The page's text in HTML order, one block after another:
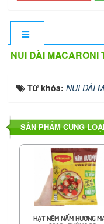
NUI DÀI MACARONI
Từ khóa: NUI DÀI
SẢN PHẨM CÙNG
HẠT NÊM NẤM HƯƠNG